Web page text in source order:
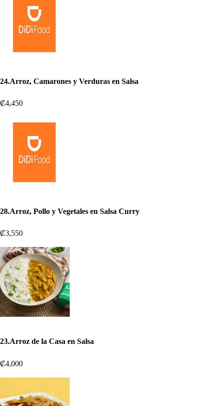
24.Arroz, Camarones y Verduras en Salsa
₡4,450
28.Arroz, Pollo y Vegetales en Salsa Curry
₡3,550
23.Arroz de la Casa en Salsa
₡4,000